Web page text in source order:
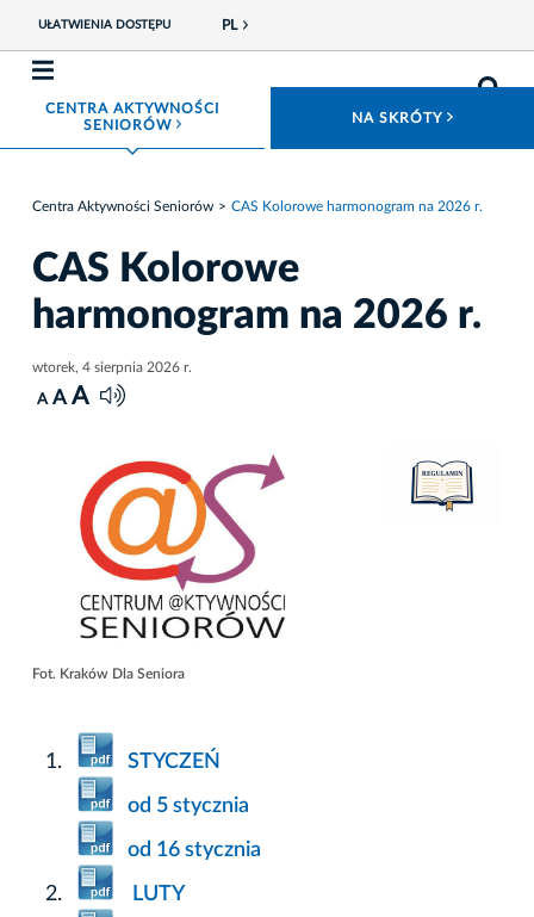
UŁATWIENIA DOSTĘPU PL
CENTRA AKTYWNOŚCI
SENIORÓWROZWIŃ MENU NA SKRÓTY
Centra Aktywności Seniorów CAS Kolorowe harmonogram na 2026 r.
CAS Kolorowe
harmonogram na 2026 r.
wtorek, 4 sierpnia 2026 r.
A A A
Fot. Kraków Dla Seniora
STYCZEŃ
od 5 stycznia
od 16 stycznia
LUTY